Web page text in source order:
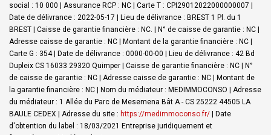
social : 10 000 | Assurance RCP : NC | Carte T : CPI29012022000000007 |
Date de délivrance : 2022-05-17 | Lieu de délivrance : BREST 1 Pl. du 1
BREST | Caisse de garantie financière : NC. | N° de caisse de garantie : NC |
Adresse caisse de garantie : NC | Montant de la garantie financière : NC |
Carte G : 354 | Date de délivrance : 0000-00-00 | Lieu de délivrance : 42 Bd
Dupleix CS 16033 29320 Quimper | Caisse de garantie financière : NC | N°
de caisse de garantie : NC | Adresse caisse de garantie : NC | Montant de
la garantie financière : NC | Nom du médiateur : MEDIMMOCONSO | Adresse
du médiateur : 1 Allée du Parc de Mesemena Bât A - CS 25222 44505 LA
BAULE CEDEX | Adresse du site : https://medimmoconso.fr/ | Date
d'obtention du label : 18/03/2021 Entreprise juridiquement et